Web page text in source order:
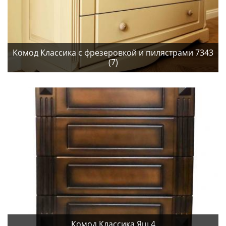
Комод Классика с фрезеровкой и пилястрами 7343
(7)